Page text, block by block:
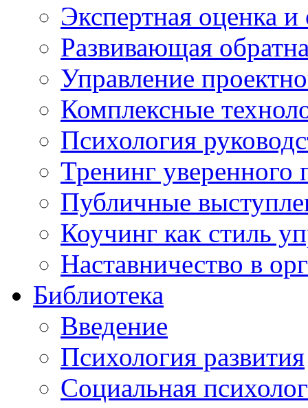
Экспертная оценка
Развивающая
Управление
Комплексные
Психология
Тренинг уверенного
Публичные
Коучинг как стиль
Наставничество в
Библиотека
Введение
Психология развития
Социальная